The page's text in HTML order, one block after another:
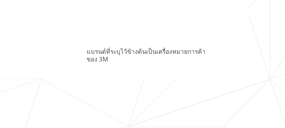
แบรนด์ที่ระบุไว้ข้างต้นเป็นเครื่องหมายการค้า
ของ 3M